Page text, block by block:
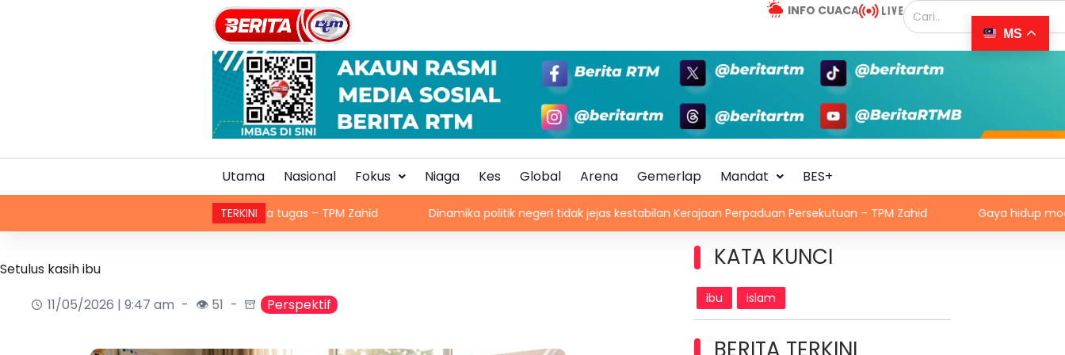
INFO CUACA
Utama Nasional Fokus Niaga Kes Global Arena Gemerlap Mandat BES+
TERKINI
berkecuali ketika laksana tugas – TPM Zahid Dinamika politik negeri tidak jejas kestabilan Kerajaan Perpaduan Persekutuan – TPM Zahid Gaya hidup moden, makanan
Setulus kasih ibu
11/05/2026 | 9:47 am
👁 51 Perspektif
KATA KUNCI
ibu islam
BERITA TERKINI
MS